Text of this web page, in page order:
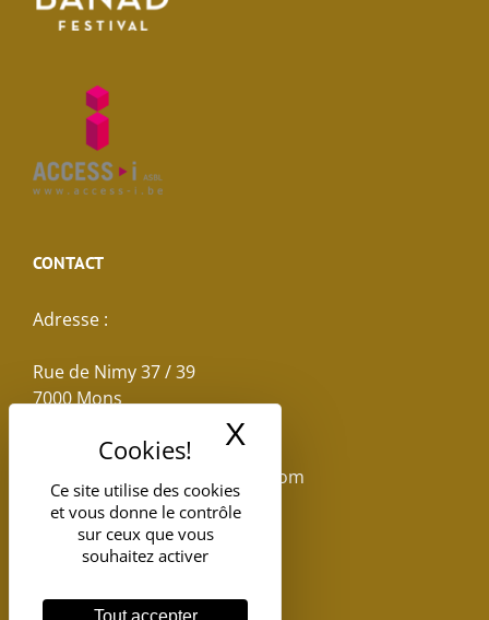
Ce site utilise des cookies
et vous donne le contrôle
sur ceux que vous
souhaitez activer
Tout accepter
X
CONTACT
Adresse :
Rue de Nimy 37 / 39
7000 Mons
reservations.losseau@gmail.com
Tel: +32(0)65.398.880